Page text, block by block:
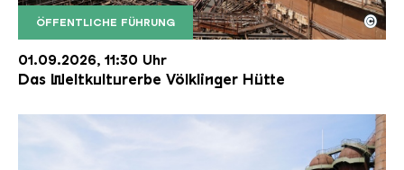
ÖFFENTLICHE FÜHRUNG
Der Erzschrägaufzug der Völklinger Hütte mit
Copyright: Weltkulturerbe Völklinger Hütte | Karl
©
01.09.2026, 11:30 Uhr
Das Weltkulturerbe Völklinger Hütte